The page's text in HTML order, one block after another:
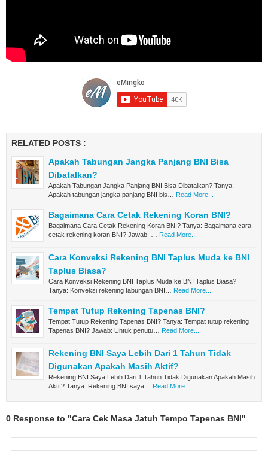
RELATED POSTS :
Apakah Tabungan Jangka Panjang BNI Bisa
Dibatalkan?
Apakah Tabungan Jangka Panjang BNI Bisa Dibatalkan? Tanya:
Apakah tabungan jangka panjang BNI bis…
Read More...
Bagaimana Cara Cetak Rekening Koran BNI?
Bagaimana Cara Cetak Rekening Koran BNI? Tanya: Bagaimana cara
cetak rekening koran BNI? Jawab: …
Read More...
Cara Konveksi Rekening BNI Taplus Muda ke BNI
Taplus Biasa?
Cara Konveksi Rekening BNI Taplus Muda ke BNI Taplus Biasa?
Tanya: Konveksi rekening tabungan BNI…
Read More...
Tempat Tutup Rekening Tapenas BNI?
Tempat Tutup Rekening Tapenas BNI? Tanya: Tempat tutup rekening
Tapenas BNI? Jawab: Untuk penutu…
Read More...
Rekening BNI Saya Lebih Dari 1 Tahun Tidak
Digunakan Apakah Masih Aktif?
Rekening BNI Saya Lebih Dari 1 Tahun Tidak Digunakan Apakah Masih
Aktif? Tanya: Rekening BNI saya…
Read More...
0 Response to "Cara Cek Masa Jatuh Tempo Tapenas BNI"